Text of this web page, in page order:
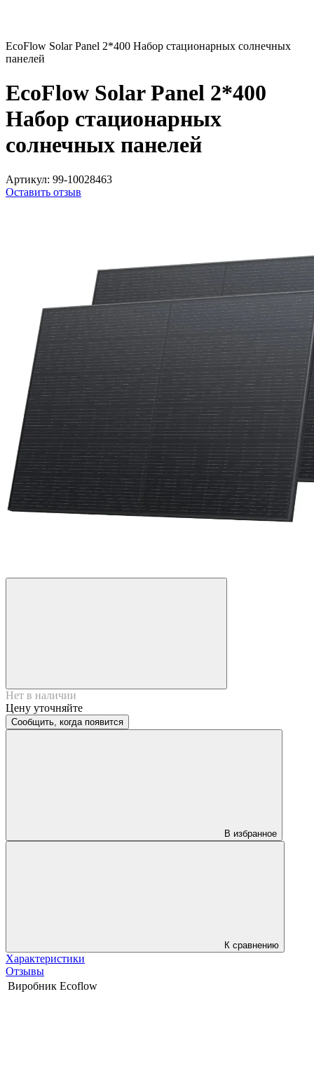
EcoFlow Solar Panel 2*400 Набор стационарных солнечных
панелей
EcoFlow Solar Panel 2*400
Набор стационарных
солнечных панелей
Артикул: 99-10028463
Оставить отзыв
Нет в наличии
Цену уточняйте
Сообщить, когда появится
В избранное
К сравнению
Характеристики
Отзывы
Виробник Ecoflow